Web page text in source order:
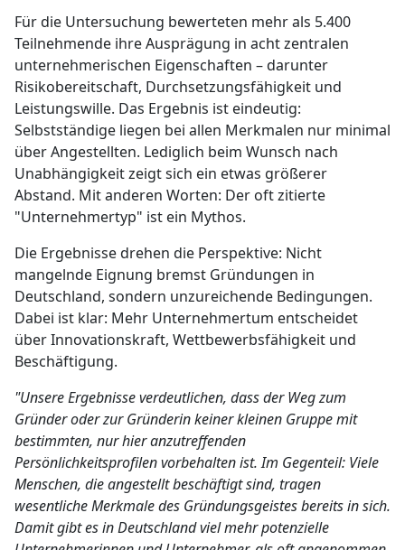
Für die Untersuchung bewerteten mehr als 5.400
Teilnehmende ihre Ausprägung in acht zentralen
unternehmerischen Eigenschaften – darunter
Risikobereitschaft, Durchsetzungsfähigkeit und
Leistungswille. Das Ergebnis ist eindeutig:
Selbstständige liegen bei allen Merkmalen nur minimal
über Angestellten. Lediglich beim Wunsch nach
Unabhängigkeit zeigt sich ein etwas größerer
Abstand. Mit anderen Worten: Der oft zitierte
"Unternehmertyp" ist ein Mythos.
Die Ergebnisse drehen die Perspektive: Nicht
mangelnde Eignung bremst Gründungen in
Deutschland, sondern unzureichende Bedingungen.
Dabei ist klar: Mehr Unternehmertum entscheidet
über Innovationskraft, Wettbewerbsfähigkeit und
Beschäftigung.
"Unsere Ergebnisse verdeutlichen, dass der Weg zum
Gründer oder zur Gründerin keiner kleinen Gruppe mit
bestimmten, nur hier anzutreffenden
Persönlichkeitsprofilen vorbehalten ist. Im Gegenteil: Viele
Menschen, die angestellt beschäftigt sind, tragen
wesentliche Merkmale des Gründungsgeistes bereits in sich.
Damit gibt es in Deutschland viel mehr potenzielle